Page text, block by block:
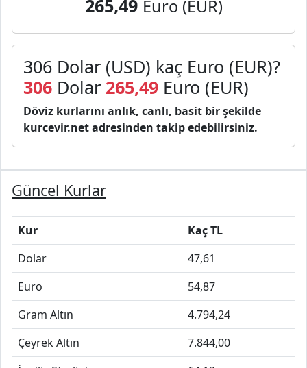
265,49 Euro (EUR)
306 Dolar (USD) kaç Euro (EUR)?
306 Dolar 265,49 Euro (EUR)
Döviz kurlarını anlık, canlı, basit bir şekilde
kurcevir.net adresinden takip edebilirsiniz.
Güncel Kurlar
Kur
Kaç TL
Dolar
47,61
Euro
54,87
Gram Altın
4.794,24
Çeyrek Altın
7.844,00